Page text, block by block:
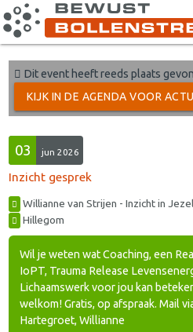
Dit event heeft reeds plaats
KIJK IN DE AGENDA VOOR
03 jun 2026
Inzicht gesprek
Willianne van Strijen - Inzicht in
Hillegom
Wil je weten wat Coaching, een
IoPT, Trauma Release
Lichaamswerk voor jou kan
welkom! Gratis, op afspraak. Mail
Hartegroet, Willianne